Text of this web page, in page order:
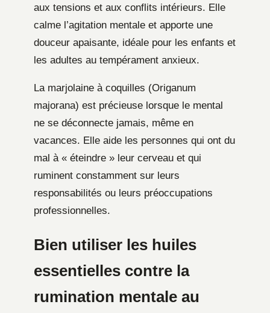
aux tensions et aux conflits intérieurs. Elle
calme l’agitation mentale et apporte une
douceur apaisante, idéale pour les enfants et
les adultes au tempérament anxieux.
La marjolaine à coquilles (Origanum
majorana) est précieuse lorsque le mental
ne se déconnecte jamais, même en
vacances. Elle aide les personnes qui ont du
mal à « éteindre » leur cerveau et qui
ruminent constamment sur leurs
responsabilités ou leurs préoccupations
professionnelles.
Bien utiliser les huiles
essentielles contre la
rumination mentale au